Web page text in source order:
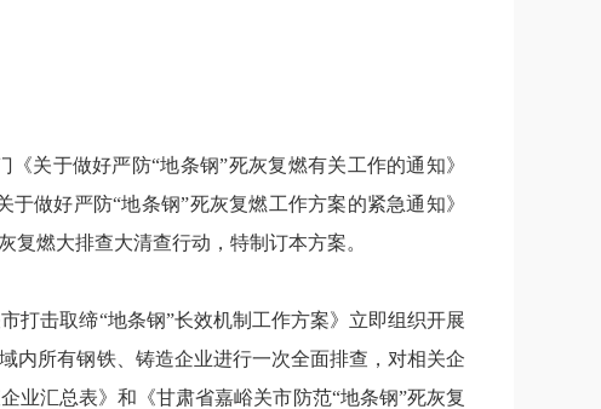
《关于做好严防“地条钢”死灰复燃有关工作的通知》
于做好严防“地条钢”死灰复燃工作方案的紧急通知》
复燃大排查大清查行动，特制订本方案。
打击取缔“地条钢”长效机制工作方案》立即组织开展
内所有钢铁、铸造企业进行一次全面排查，对相关企
业汇总表》和《甘肃省嘉峪关市防范“地条钢”死灰复